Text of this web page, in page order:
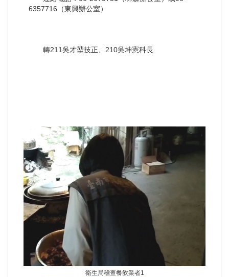
6357716（東興辦公室）
轉211吳才堃技正、210吳坤憲科長
衛生局稽查餐飲業者1